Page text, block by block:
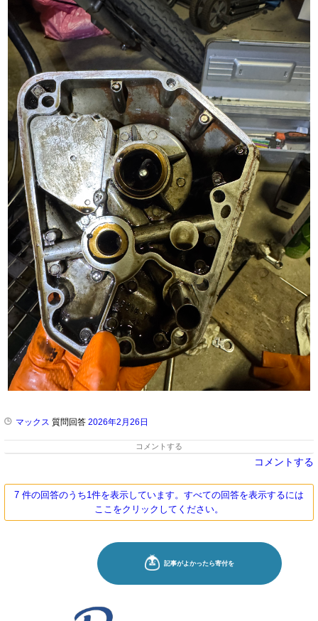
マックス 質問回答 2026年2月26日
コメントする
コメントする
7 件の回答のうち1件を表示しています。すべての回答を表示するには
ここをクリックしてください。